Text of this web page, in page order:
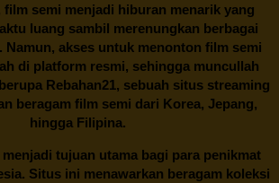
film semi menjadi hiburan menarik yang
luang sambil merenungkan berbagai
Namun, akses untuk menonton film semi
di platform resmi, sehingga muncullah
Rebahan21, sebuah situs streaming
beragam film semi dari Korea, Jepang,
hingga Filipina.
tujuan utama bagi para penikmat
Situs ini menawarkan beragam koleksi